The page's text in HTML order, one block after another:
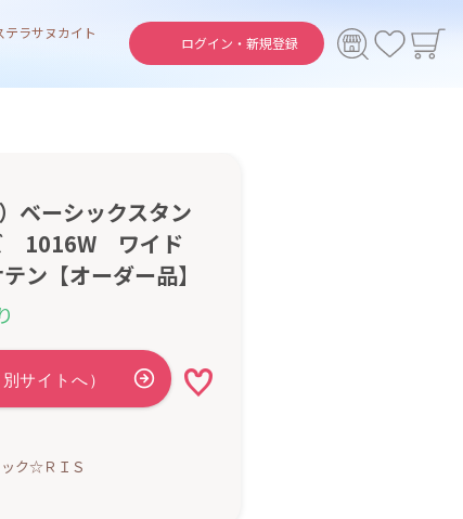
ログイン・ 新規登録
テラサヌカイト
ベーシックスタン
1016W ワイド
ン【オーダー品】
ク☆ＲＩＳ